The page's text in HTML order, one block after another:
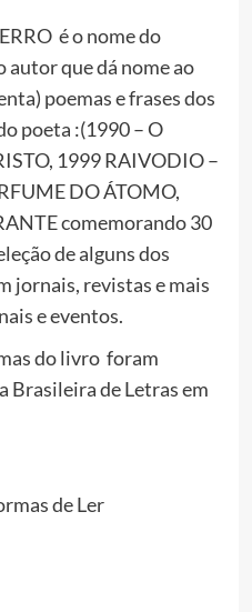
é o nome do
autor que dá nome ao
poemas e frases dos
poeta :(1990 – O
1999 RAIVODIO –
DO ÁTOMO,
comemorando 30
de alguns dos
jornais, revistas e mais
e eventos.
do livro foram
Brasileira de Letras em
de Ler